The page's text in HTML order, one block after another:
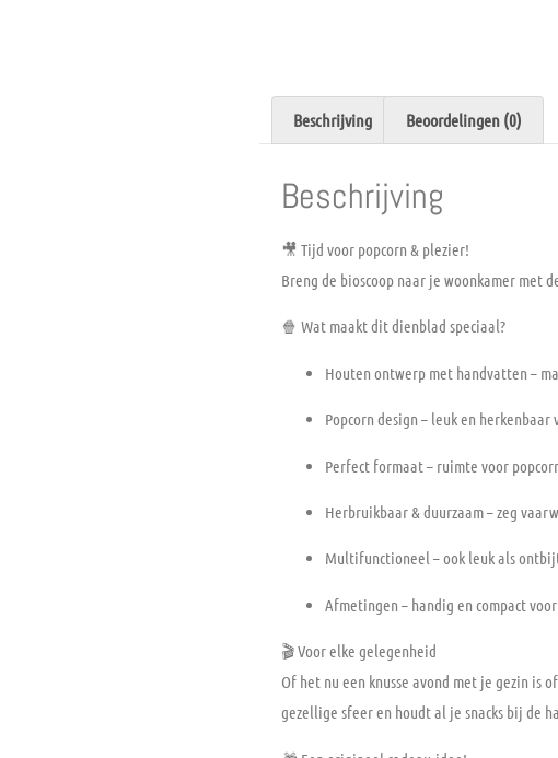
Beschrijving Beoordelingen (0)
Beschrijving
🎥 Tijd voor popcorn & plezier!
Breng de bioscoop naar je woonkamer met
🍿 Wat maakt dit dienblad speciaal?
Houten ontwerp met handvatten –
Popcorn design – leuk en herkenbaar
Perfect formaat– ruimte voor
Herbruikbaar & duurzaam– zeg
Multifunctioneel – ook leuk als
Afmetingen – handig en compact
🎬Voor elke gelegenheid
Of het nu een knusse avond met je gezin is
gezellige sfeer en houdt al je snacks bij de